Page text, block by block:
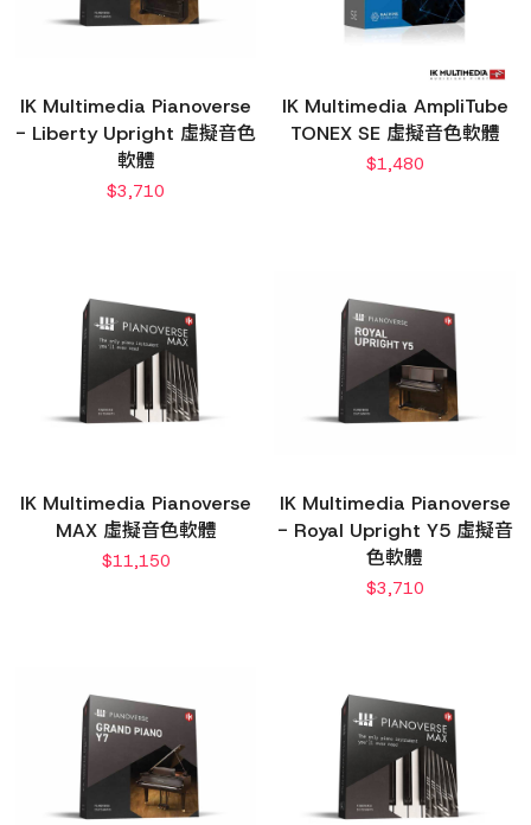
IK Multimedia Pianoverse
- Liberty Upright 虛擬音色
軟體
$3,710
IK Multimedia AmpliTube
TONEX SE 虛擬音色軟體
$1,480
IK Multimedia Pianoverse
MAX 虛擬音色軟體
$11,150
IK Multimedia Pianoverse
- Royal Upright Y5 虛擬音
色軟體
$3,710